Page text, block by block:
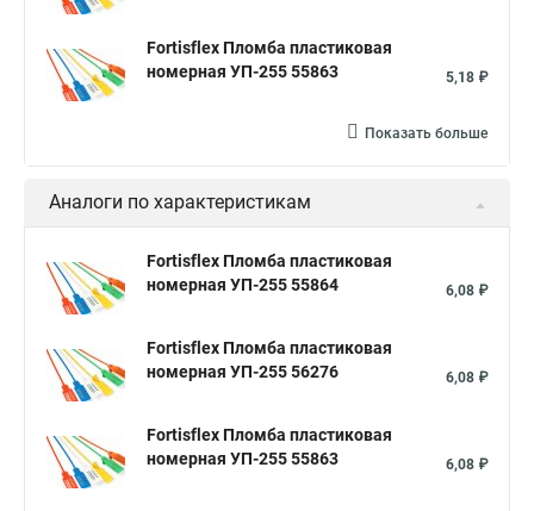
Fortisflex Пломба пластиковая
номерная УП-255 55863
5,18 ₽
Показать больше
Аналоги по характеристикам
Fortisflex Пломба пластиковая
номерная УП-255 55864
6,08 ₽
Fortisflex Пломба пластиковая
номерная УП-255 56276
6,08 ₽
Fortisflex Пломба пластиковая
номерная УП-255 55863
6,08 ₽